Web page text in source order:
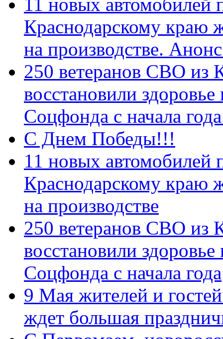
Краснодарскому краю
на производстве.
250 ветеранов СВО из
восстановили
Соцфонда с начала
С Днем Победы!!!
11 новых автомобилей
Краснодарскому краю
на производстве
250 ветеранов СВО из
восстановили
Соцфонда с начала года
9 Мая жителей и
ждет большая